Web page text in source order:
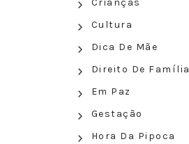
Crianças
Cultura
Dica De Mãe
Direito De Família
Em Paz
Gestação
Hora Da Pipoca